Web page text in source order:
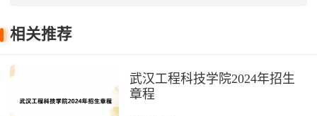
相关推荐
武汉工程科技学院2024年招生
章程